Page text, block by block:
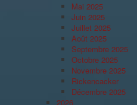
Mai 2025
Juin 2025
Juillet 2025
Août 2025
Septembre 2025
Octobre 2025
Novembre 2025
Rickencacker
Décembre 2025
2026